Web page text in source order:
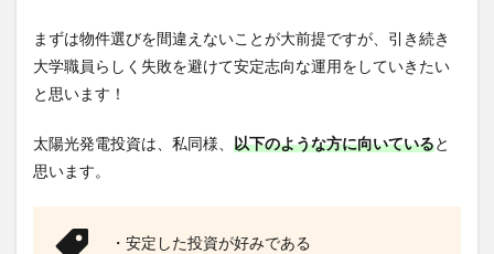
まずは物件選びを間違えないことが大前提ですが、引き続き
大学職員らしく失敗を避けて安定志向な運用をしていきたい
と思います！
太陽光発電投資は、私同様、 以下のような方に向いていると
思います。
・安定した投資が好みである